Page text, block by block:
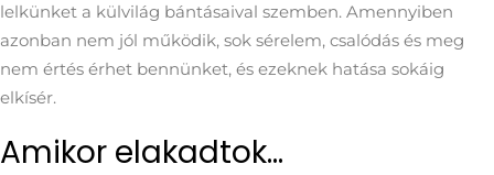
lelkünket a külvilág bántásaival szemben. Amennyiben
azonban nem jól működik, sok sérelem, csalódás és meg
nem értés érhet bennünket, és ezeknek hatása sokáig
elkísér.
Amikor elakadtok…